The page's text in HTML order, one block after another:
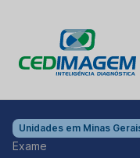
Unidades em Minas
Exame